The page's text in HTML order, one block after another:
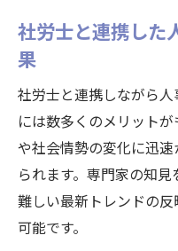
社労士と連携した
果
社労士と連携しながら
には数多くのメリット
や社会情勢の変化に迅
られます。専門家の知
難しい最新トレンドの
可能です。